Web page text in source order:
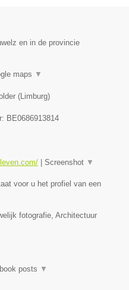
en in de provincie
maps ▼
( Limburg)
BE0686913814
Screenshot ▼
voor u het profiel van een
fotografie, Architectuur
posts ▼